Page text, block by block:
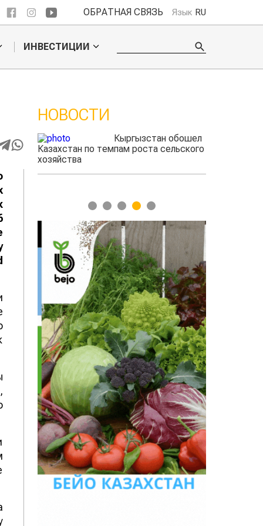
ОБРАТНАЯ СВЯЗЬ Язык RU
ИНВЕСТИЦИИ
НОВОСТИ
Кыргызстан обошел
Казахстан по темпам роста сельского
хозяйства
1 2 3 4 5